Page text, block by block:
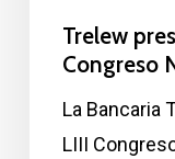
Trelew
Congreso
La Bancaria
LIII